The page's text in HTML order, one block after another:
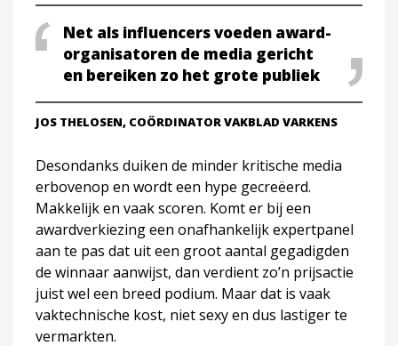
Net als influencers voeden award-
organisatoren de media gericht
en bereiken zo het grote publiek
JOS THELOSEN, COÖRDINATOR VAKBLAD VARKENS
Desondanks duiken de minder kritische media
erbovenop en wordt een hype gecreëerd.
Makkelijk en vaak scoren. Komt er bij een
awardverkiezing een onafhankelijk expertpanel
aan te pas dat uit een groot aantal gegadigden
de winnaar aanwijst, dan verdient zo’n prijsactie
juist wel een breed podium. Maar dat is vaak
vaktechnische kost, niet sexy en dus lastiger te
vermarkten.